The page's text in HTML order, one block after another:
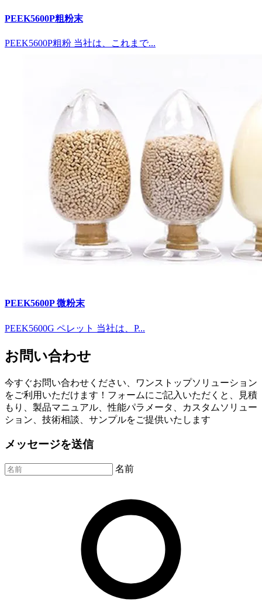
PEEK5600P粗粉末
PEEK5600P粗粉 当社は、これまで...
PEEK5600P 微粉末
PEEK5600G ペレット 当社は、P...
お問い合わせ
今すぐお問い合わせください、ワンストップソリューション
をご利用いただけます！フォームにご記入いただくと、見積
もり、製品マニュアル、性能パラメータ、カスタムソリュー
ション、技術相談、サンプルをご提供いたします
メッセージを送信
名前